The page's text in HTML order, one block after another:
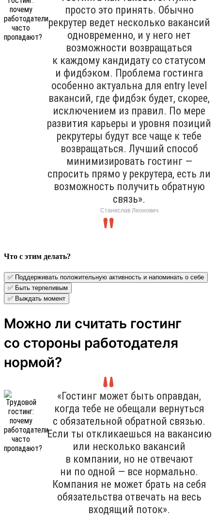
просто это принять. Обычно
рекрутер ведет несколько вакансий
одновременно, и у него нет
возможности возвращаться
к каждому кандидату со статусом
и фидбэком. Проблема гостинга
особенно актуальна для entry level
вакансий, где фидбэк будет, скорее,
исключением из правил. По мере
развития карьеры и уровня позиций
рекрутеры будут все чаще к тебе
возвращаться. Лучший способ
минимизировать гостинг —
спросить прямо у рекрутера, есть ли
возможность получить обратную
связь».
Станислав Леонович
Что с этим делать?
✅ Поддерживать положительную активность и напоминать о себе
✅ Быть терпеливым
✅ Выждать момент
Можно ли считать гостинг
со стороны работодателя
нормой?
«Гостинг может быть оправдан,
когда тебе не обещали вернуться
с обязательной обратной связью.
Если ты откликаешься на вакансию
или несколько вакансий
в компании, но не отвечают
ни по одной — все нормально.
Компания не может брать на себя
обязательства отвечать на весь
входящий поток».